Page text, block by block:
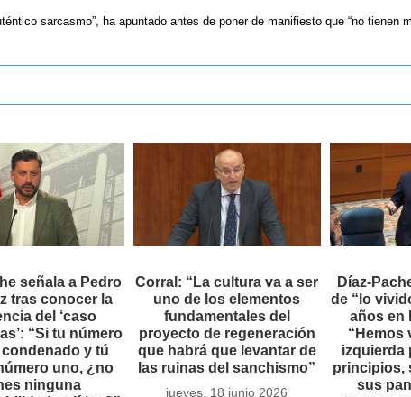
sarcasmo”, ha apuntado antes de poner de manifiesto que “no tienen
señala a Pedro
tras conocer la
del ‘caso
“Si tu número
y tú
uno, ¿no
ninguna
Corral: “La cultura va a ser
uno de los elementos
fundamentales del
proyecto de regeneración
que habrá que levantar de
las ruinas del sanchismo”
jueves, 18 junio 2026
Díaz-
de “lo
años en
“Hemos
izquierda
principios,
sus